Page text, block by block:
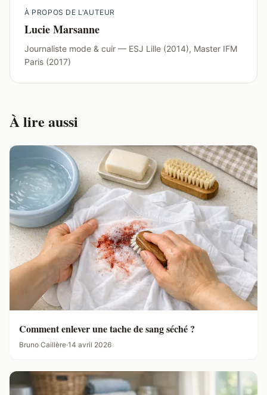
À PROPOS DE L'AUTEUR
Lucie Marsanne
Journaliste mode & cuir — ESJ Lille (2014), Master IFM
Paris (2017)
À lire aussi
Comment enlever une tache de sang séché ?
Bruno Caillère·14 avril 2026